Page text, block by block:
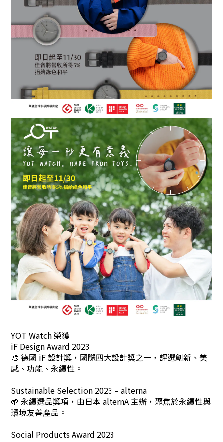
YOT Watch 榮獲
iF Design Award 2023
🎨 德國 iF 設計獎，國際四大設計獎之一，評選創新、美
感、功能、永續性。
Sustainable Selection 2023 – alterna
🌱 永續選品獎項，由日本 alternA 主辦，聚焦於永續性與
環境友善產品。
Social Products Award 2023